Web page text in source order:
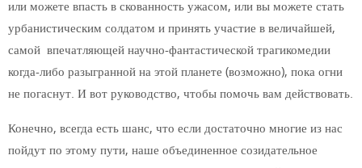
или можете впасть в скованность ужасом, или вы можете стать
урбанистическим солдатом и принять участие в величайшей,
самой впечатляющей научно-фантастической трагикомедии
когда-либо разыгранной на этой планете (возможно), пока огни
не погаснут. И вот руководство, чтобы помочь вам действовать.
Конечно, всегда есть шанс, что если достаточно многие из нас
пойдут по этому пути, наше объединенное созидательное